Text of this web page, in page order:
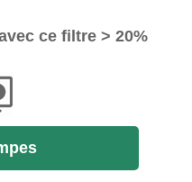
ce filtre > 20%